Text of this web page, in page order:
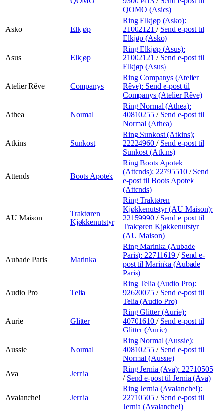
QOMO (Asics)
Asko Elkjøp
Ring Elkjøp (Asko):
21002121 / Send e-post til
Elkjøp (Asko)
Asus Elkjøp
Ring Elkjøp (Asus):
21002121 / Send e-post til
Elkjøp (Asus)
Atelier Rêve Companys
Ring Companys (Atelier
Rêve): Send e-post til
Companys (Atelier Rêve)
Athea Normal
Ring Normal (Athea):
40810255 / Send e-post til
Normal (Athea)
Atkins Sunkost
Ring Sunkost (Atkins):
22224960 / Send e-post til
Sunkost (Atkins)
Attends Boots Apotek
Ring Boots Apotek
(Attends): 22795510 / Send
e-post til Boots Apotek
(Attends)
AU Maison
Traktøren
Kjøkkenutstyr
Ring Traktøren
Kjøkkenutstyr (AU Maison):
22159990 / Send e-post til
Traktøren Kjøkkenutstyr
(AU Maison)
Aubade Paris Marinka
Ring Marinka (Aubade
Paris): 22711619 / Send e-
post til Marinka (Aubade
Paris)
Audio Pro Telia
Ring Telia (Audio Pro):
92620075 / Send e-post til
Telia (Audio Pro)
Aurie Glitter
Ring Glitter (Aurie):
40701610 / Send e-post til
Glitter (Aurie)
Aussie Normal
Ring Normal (Aussie):
40810255 / Send e-post til
Normal (Aussie)
Ava
Jernia
Ring Jernia (Ava): 22710505
/ Send e-post til Jernia (Ava)
Avalanche! Jernia
Ring Jernia (Avalanche!):
22710505 / Send e-post til
Jernia (Avalanche!)